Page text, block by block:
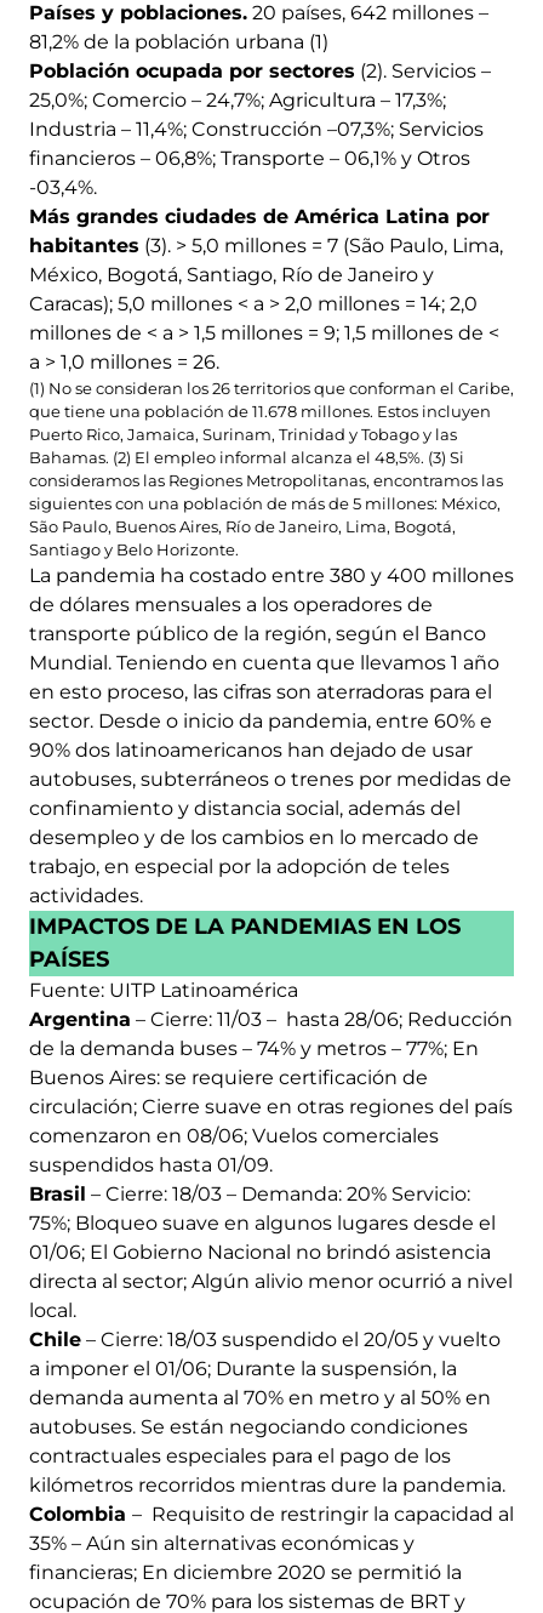
Países y poblaciones. 20 países, 642 millones –
81,2% de la población urbana (1)
Población ocupada por sectores (2). Servicios –
25,0%; Comercio – 24,7%; Agricultura – 17,3%;
Industria – 11,4%; Construcción –07,3%; Servicios
financieros – 06,8%; Transporte – 06,1% y Otros
-03,4%.
Más grandes ciudades de América Latina por
habitantes (3). > 5,0 millones = 7 (São Paulo, Lima,
México, Bogotá, Santiago, Río de Janeiro y
Caracas); 5,0 millones < a > 2,0 millones = 14; 2,0
millones de < a > 1,5 millones = 9; 1,5 millones de <
a > 1,0 millones = 26.
(1) No se consideran los 26 territorios que conforman el Caribe,
que tiene una población de 11.678 millones. Estos incluyen
Puerto Rico, Jamaica, Surinam, Trinidad y Tobago y las
Bahamas. (2) El empleo informal alcanza el 48,5%. (3) Si
consideramos las Regiones Metropolitanas, encontramos las
siguientes con una población de más de 5 millones: México,
São Paulo, Buenos Aires, Río de Janeiro, Lima, Bogotá,
Santiago y Belo Horizonte.
La pandemia ha costado entre 380 y 400 millones
de dólares mensuales a los operadores de
transporte público de la región, según el Banco
Mundial. Teniendo en cuenta que llevamos 1 año
en esto proceso, las cifras son aterradoras para el
sector. Desde o inicio da pandemia, entre 60% e
90% dos latinoamericanos han dejado de usar
autobuses, subterráneos o trenes por medidas de
confinamiento y distancia social, además del
desempleo y de los cambios en lo mercado de
trabajo, en especial por la adopción de teles
actividades.
IMPACTOS DE LA PANDEMIAS EN LOS
PAÍSES
Fuente: UITP Latinoamérica
Argentina – Cierre: 11/03 – hasta 28/06; Reducción
de la demanda buses – 74% y metros – 77%; En
Buenos Aires: se requiere certificación de
circulación; Cierre suave en otras regiones del país
comenzaron en 08/06; Vuelos comerciales
suspendidos hasta 01/09.
Brasil – Cierre: 18/03 – Demanda: 20% Servicio:
75%; Bloqueo suave en algunos lugares desde el
01/06; El Gobierno Nacional no brindó asistencia
directa al sector; Algún alivio menor ocurrió a nivel
local.
Chile – Cierre: 18/03 suspendido el 20/05 y vuelto
a imponer el 01/06; Durante la suspensión, la
demanda aumenta al 70% en metro y al 50% en
autobuses. Se están negociando condiciones
contractuales especiales para el pago de los
kilómetros recorridos mientras dure la pandemia.
Colombia – Requisito de restringir la capacidad al
35% – Aún sin alternativas económicas y
financieras; En diciembre 2020 se permitió la
ocupación de 70% para los sistemas de BRT y